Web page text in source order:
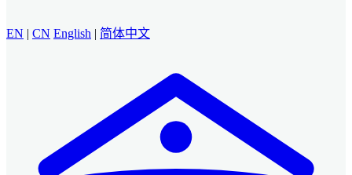
EN | CN English | 简体中文